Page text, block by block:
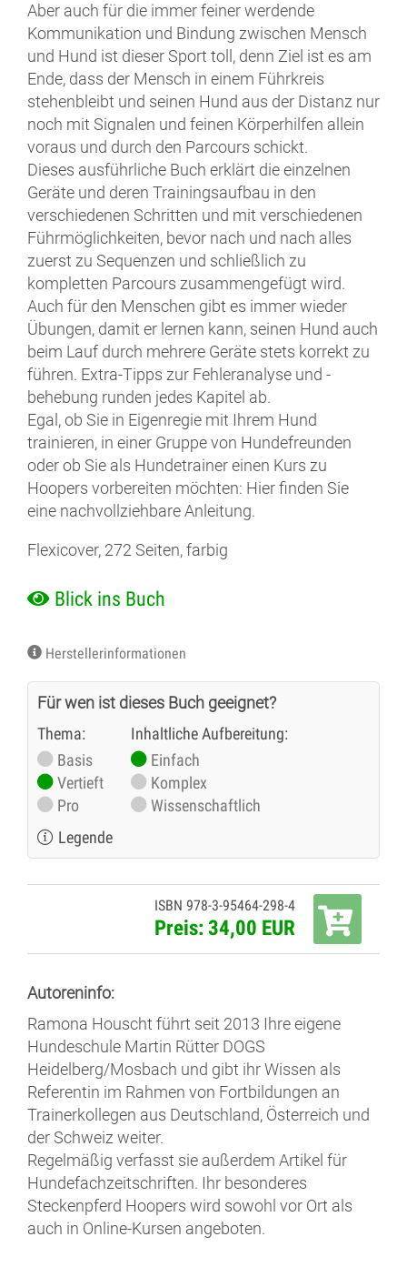
Aber auch für die immer feiner werdende
Kommunikation und Bindung zwischen Mensch
und Hund ist dieser Sport toll, denn Ziel ist es am
Ende, dass der Mensch in einem Führkreis
stehenbleibt und seinen Hund aus der Distanz nur
noch mit Signalen und feinen Körperhilfen allein
voraus und durch den Parcours schickt.
Dieses ausführliche Buch erklärt die einzelnen
Geräte und deren Trainingsaufbau in den
verschiedenen Schritten und mit verschiedenen
Führmöglichkeiten, bevor nach und nach alles
zuerst zu Sequenzen und schließlich zu
kompletten Parcours zusammengefügt wird.
Auch für den Menschen gibt es immer wieder
Übungen, damit er lernen kann, seinen Hund auch
beim Lauf durch mehrere Geräte stets korrekt zu
führen. Extra-Tipps zur Fehleranalyse und -
behebung runden jedes Kapitel ab.
Egal, ob Sie in Eigenregie mit Ihrem Hund
trainieren, in einer Gruppe von Hundefreunden
oder ob Sie als Hundetrainer einen Kurs zu
Hoopers vorbereiten möchten: Hier finden Sie
eine nachvollziehbare Anleitung.
Flexicover, 272 Seiten, farbig
Blick ins Buch
Herstellerinformationen
Für wen ist dieses Buch geeignet?
Thema:
Basis
Vertieft
Pro
Inhaltliche Aufbereitung:
Einfach
Komplex
Wissenschaftlich
Legende
ISBN 978-3-95464-298-4
Preis: 34,00 EUR
Autoreninfo:
Ramona Houscht führt seit 2013 Ihre eigene
Hundeschule Martin Rütter DOGS
Heidelberg/Mosbach und gibt ihr Wissen als
Referentin im Rahmen von Fortbildungen an
Trainerkollegen aus Deutschland, Österreich und
der Schweiz weiter.
Regelmäßig verfasst sie außerdem Artikel für
Hundefachzeitschriften. Ihr besonderes
Steckenpferd Hoopers wird sowohl vor Ort als
auch in Online-Kursen angeboten.